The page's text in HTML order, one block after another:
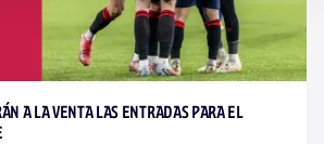
A LA VENTA LAS ENTRADAS PARA EL